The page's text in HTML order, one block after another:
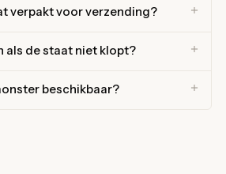
verpakt voor verzending?
als de staat niet klopt?
beschikbaar?